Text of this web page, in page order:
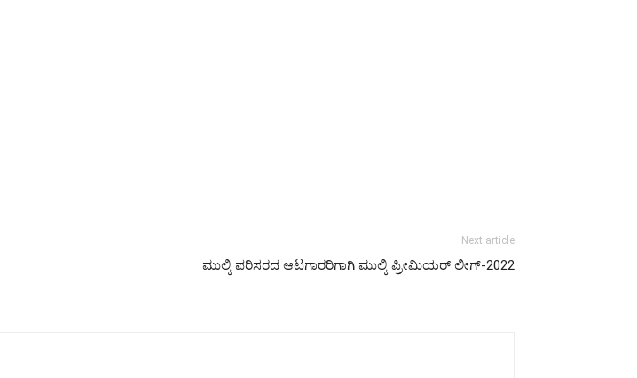
Next article
ಮುಲ್ಕಿ ಪರಿಸರದ ಆಟಗಾರರಿಗಾಗಿ ಮುಲ್ಕಿ ಪ್ರೀಮಿಯರ್‌ ಲೀಗ್-2022